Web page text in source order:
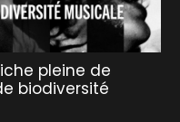
pleine de
biodiversité